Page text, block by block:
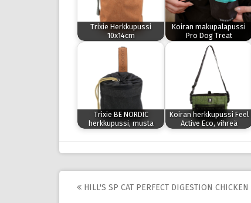
Trixie Herkkupussi
10x14cm
Koiran makupalapussi
Pro Dog Treat
Trixie BE NORDIC
herkkupussi, musta
Koiran herkkupussi Feel
Active Eco, vihreä
Post
HILL'S SP CAT PERFECT DIGESTION CHICKEN